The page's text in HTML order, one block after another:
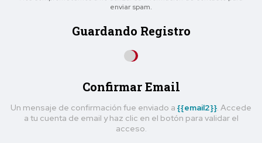
enviar spam.
Guardando Registro
Confirmar Email
Un mensaje de confirmación fue enviado a {{email2}} . Accede
a tu cuenta de email y haz clic en el botón para validar el
acceso.